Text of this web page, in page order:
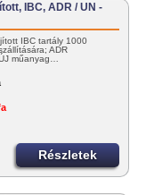
IBC, ADR / UN -
IBC tartály 1000
ADR
műanyag…
Részletek